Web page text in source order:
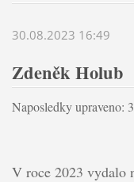
30.08.2023 16:49
Zdeněk Holub
Naposledky upraveno:
V roce 2023 vydalo